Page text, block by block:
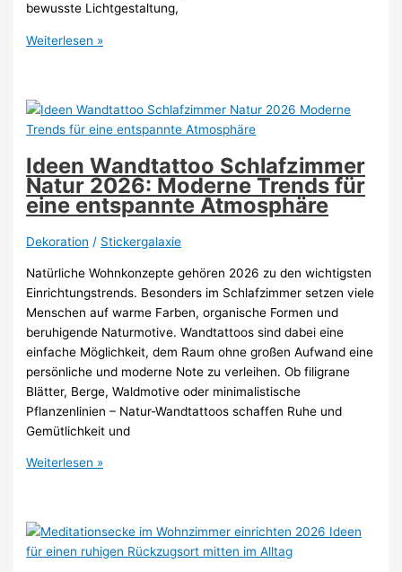
bewusste Lichtgestaltung,
Seelenlicht:
richtige
Beleuchtung
dein
Nervensystem
sofort
beruhigt
(2026)
Weiterlesen »
Ideen Wandtattoo Schlafzimmer
Natur 2026: Moderne Trends für
eine entspannte Atmosphäre
Dekoration / Stickergalaxie
Natürliche Wohnkonzepte gehören 2026 zu den wichtigsten
Einrichtungstrends. Besonders im Schlafzimmer setzen viele
Menschen auf warme Farben, organische Formen und
beruhigende Naturmotive. Wandtattoos sind dabei eine
einfache Möglichkeit, dem Raum ohne großen Aufwand eine
persönliche und moderne Note zu verleihen. Ob filigrane
Blätter, Berge, Waldmotive oder minimalistische
Pflanzenlinien – Natur-Wandtattoos schaffen Ruhe und
Gemütlichkeit und
Ideen
Natur
2026:
Moderne
Weiterlesen »